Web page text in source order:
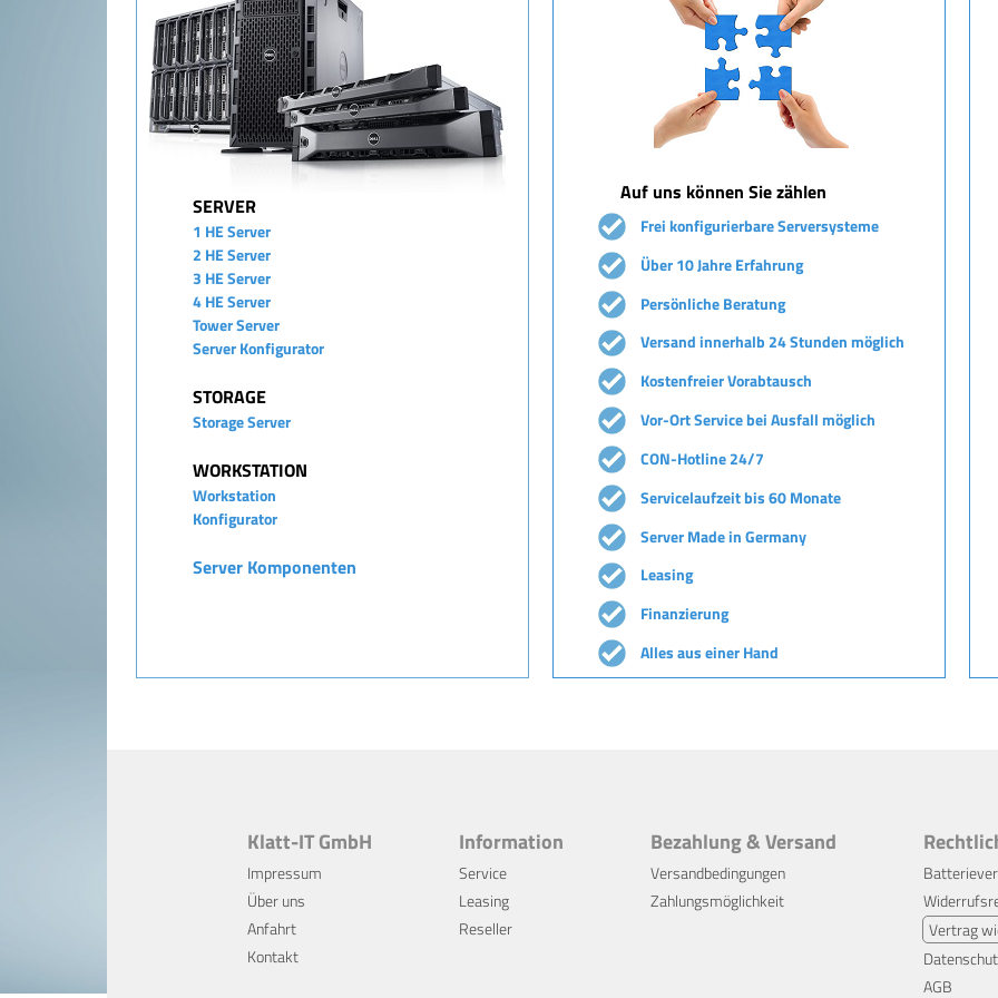
SERVER
1 HE Server
2 HE Server
3 HE Server
4 HE Server
Tower Server
Server Konfigurator
STORAGE
Storage Server
WORKSTATION
Workstation
Konfigurator
Server Komponenten
Auf uns können Sie zählen
Frei konfigurierbare Serversysteme
Über 10 Jahre Erfahrung
Persönliche Beratung
Versand innerhalb 24 Stunden möglich
Kostenfreier Vorabtausch
Vor-Ort Service bei Ausfall möglich
CON-Hotline 24/7
Servicelaufzeit bis 60 Monate
Server Made in Germany
Leasing
Finanzierung
Alles aus einer Hand
Klatt-IT GmbH
Impressum
Über uns
Anfahrt
Kontakt
Information
Service
Leasing
Reseller
Bezahlung & Versand
Versandbedingungen
Zahlungsmöglichkeit
Vertrag
AGB